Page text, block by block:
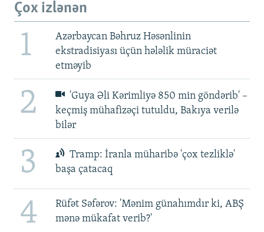
Çox izlənən
1
Azərbaycan Bəhruz Həsənlinin
ekstradisiyası üçün hələlik müraciət
etməyib
2
'Guya Əli Kərimliyə 850 min göndərib' –
keçmiş mühafizəçi tutuldu, Bakıya verilə
bilər
3
Tramp: İranla müharibə 'çox tezliklə'
başa çatacaq
4
Rüfət Səfərov: 'Mənim günahımdır ki, ABŞ
mənə mükafat verib?'